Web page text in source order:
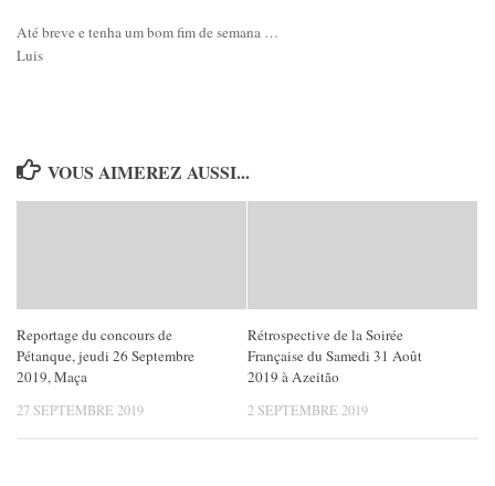
Até breve e tenha um bom fim de semana …
Luis
VOUS AIMEREZ AUSSI...
Reportage du concours de
Pétanque, jeudi 26 Septembre
2019, Maça
27 SEPTEMBRE 2019
Rétrospective de la Soirée
Française du Samedi 31 Août
2019 à Azeitão
2 SEPTEMBRE 2019